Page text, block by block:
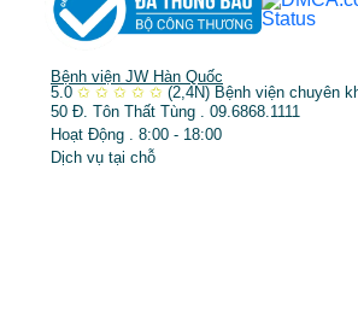
Bệnh viện JW Hàn Quốc
5.0 ✩ ✩ ✩ ✩ ✩ (2,4N) Bệnh viện chuyên
50 Đ. Tôn Thất Tùng . 09.6868.1111
Hoạt Động . 8:00 - 18:00
Dịch vụ tại chỗ